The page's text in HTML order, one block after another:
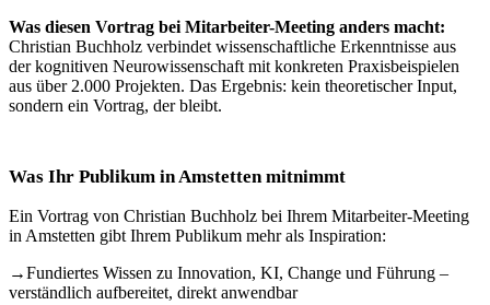
Was diesen Vortrag bei Mitarbeiter-Meeting anders macht:
Christian Buchholz verbindet wissenschaftliche Erkenntnisse aus
der kognitiven Neurowissenschaft mit konkreten Praxisbeispielen
aus über 2.000 Projekten. Das Ergebnis: kein theoretischer Input,
sondern ein Vortrag, der bleibt.
Was Ihr Publikum in Amstetten mitnimmt
Ein Vortrag von Christian Buchholz bei Ihrem Mitarbeiter-Meeting
in Amstetten gibt Ihrem Publikum mehr als Inspiration:
→Fundiertes Wissen zu Innovation, KI, Change und Führung –
verständlich aufbereitet, direkt anwendbar